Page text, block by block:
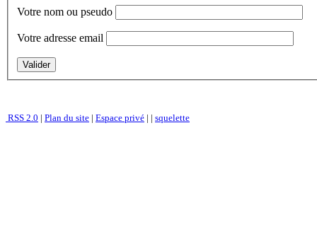
Votre nom ou pseudo
Votre adresse email
RSS 2.0 | Plan du site | Espace privé | | squelette